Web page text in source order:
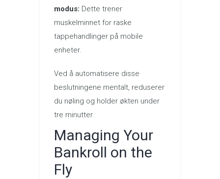
modus: Dette trener
muskelminnet for raske
tappehandlinger på mobile
enheter.
Ved å automatisere disse
beslutningene mentalt, reduserer
du nøling og holder økten under
tre minutter.
Managing Your
Bankroll on the
Fly